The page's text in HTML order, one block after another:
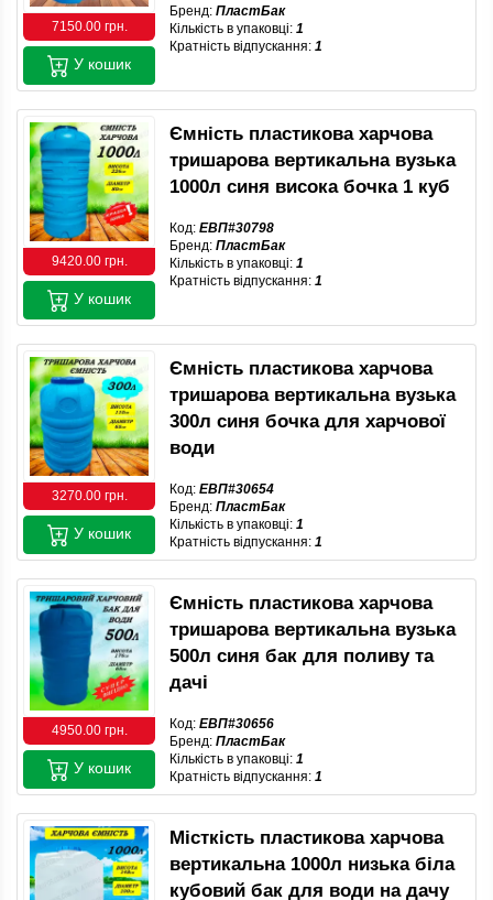
7150.00 грн.
Бренд: ПластБак
Кількість в упаковці: 1
Кратність відпускання: 1
У кошик
9420.00 грн.
Ємність пластикова харчова
тришарова вертикальна вузька
1000л синя висока бочка 1 куб
Код: ЕВП#30798
Бренд: ПластБак
Кількість в упаковці: 1
Кратність відпускання: 1
У кошик
3270.00 грн.
Ємність пластикова харчова
тришарова вертикальна вузька
300л синя бочка для харчової
води
Код: ЕВП#30654
Бренд: ПластБак
Кількість в упаковці: 1
Кратність відпускання: 1
У кошик
4950.00 грн.
Ємність пластикова харчова
тришарова вертикальна вузька
500л синя бак для поливу та
дачі
Код: ЕВП#30656
Бренд: ПластБак
Кількість в упаковці: 1
Кратність відпускання: 1
У кошик
Місткість пластикова харчова
вертикальна 1000л низька біла
кубовий бак для води на дачу